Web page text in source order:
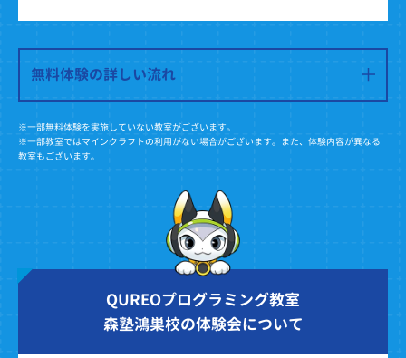
無料体験の詳しい流れ
※一部無料体験を実施していない教室がございます。
※一部教室ではマインクラフトの利用がない場合がございます。また、体験内容が異なる
教室もございます。
QUREOプログラミング教室
森塾鴻巣校の体験会について